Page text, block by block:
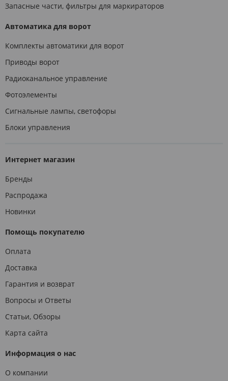
Запасные части, фильтры для маркираторов
Автоматика для ворот
Комплекты автоматики для ворот
Приводы ворот
Радиоканальное управление
Фотоэлементы
Сигнальные лампы, светофоры
Блоки управления
Интернет магазин
Бренды
Распродажа
Новинки
Помощь покупателю
Оплата
Доставка
Гарантия и возврат
Вопросы и Ответы
Статьи, Обзоры
Карта сайта
Информация о нас
О компании